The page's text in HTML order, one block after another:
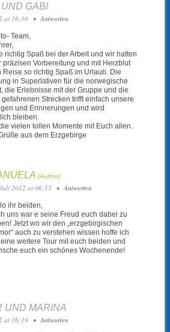
GABI
at 16:30 • Antworten
Team,
richtig Spaß bei der Arbeit und wir hatten
präzisen Vorbereitung und mit Herzblut
Reise so richtig Spaß im Urlaub. Die
in Superlativen für die norwegische
die Erlebnisse mit der Gruppe und die
Strecken trifft einfach unsere
und Erinnerungen und wird
bleiben.
vielen tollen Momente mit Euch allen.
aus dem Erzgebirge
2012 at 06:15 • Antworten
ihr beiden,
uns war e seine Freud euch dabei zu
Jetzt wo wir den „erzgebirgischen
auch zu verstehen wissen hoffe ich
weitere Tour mit euch beiden und
euch ein schönes Wochenende!
UND MARINA
at 16:19 • Antworten